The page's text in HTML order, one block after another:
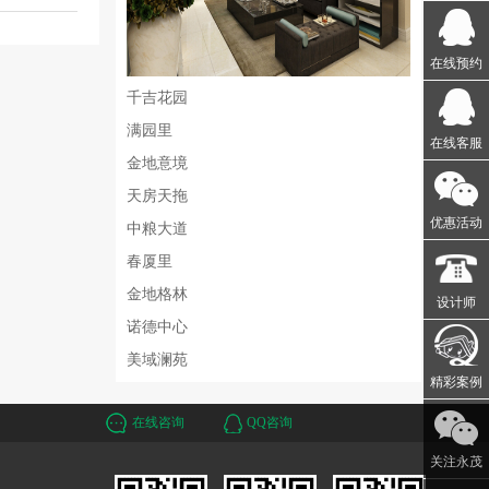
千吉花园
满园里
金地意境
天房天拖
中粮大道
春厦里
金地格林
诺德中心
美域澜苑
在线咨询 QQ咨询
在线预约
在线客服
优惠活动
设计师
精彩案例
关注永茂